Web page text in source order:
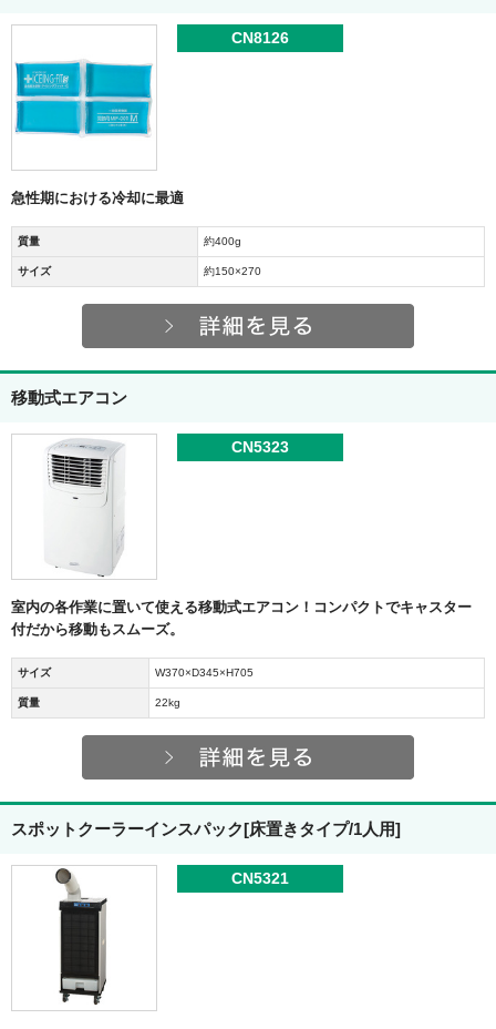
CN8126
急性期における冷却に最適
質量 約400g
サイズ 約150×270
移動式エアコン
CN5323
室内の各作業に置いて使える移動式エアコン！コンパクトでキャスター
付だから移動もスムーズ。
サイズ W370×D345×H705
質量 22kg
スポットクーラーインスパック[床置きタイプ/1人用]
CN5321